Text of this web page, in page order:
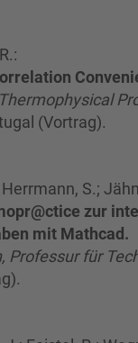
(Vortrag).
S.;
zur
mit Mathcad.
Professur für